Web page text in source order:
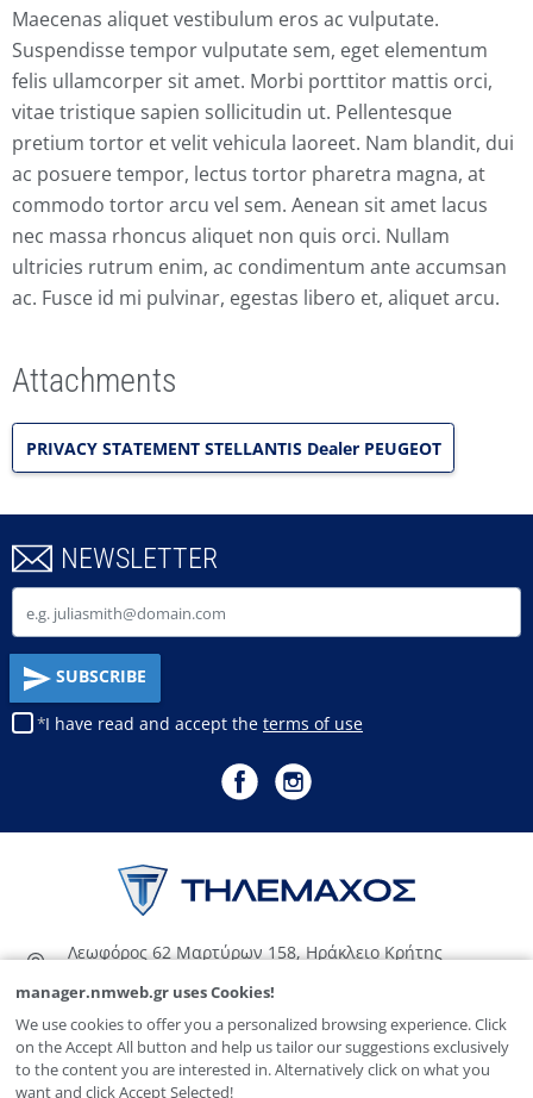
Maecenas aliquet vestibulum eros ac vulputate.
Suspendisse tempor vulputate sem, eget elementum
felis ullamcorper sit amet. Morbi porttitor mattis orci,
vitae tristique sapien sollicitudin ut. Pellentesque
pretium tortor et velit vehicula laoreet. Nam blandit, dui
ac posuere tempor, lectus tortor pharetra magna, at
commodo tortor arcu vel sem. Aenean sit amet lacus
nec massa rhoncus aliquet non quis orci. Nullam
ultricies rutrum enim, ac condimentum ante accumsan
ac. Fusce id mi pulvinar, egestas libero et, aliquet arcu.
Attachments
PRIVACY STATEMENT STELLANTIS Dealer PEUGEOT
NEWSLETTER
Email
SUBSCRIBE
I have read and accept the terms of use
Λεωφόρος 62 Μαρτύρων 158, Ηράκλειο Κρήτης
sales@tilemaxos-ae.gr
manager.nmweb.gr uses Cookies!
We use cookies to offer you a personalized browsing experience. Click
on the Accept All button and help us tailor our suggestions exclusively
to the content you are interested in. Alternatively click on what you
want and click Accept Selected!